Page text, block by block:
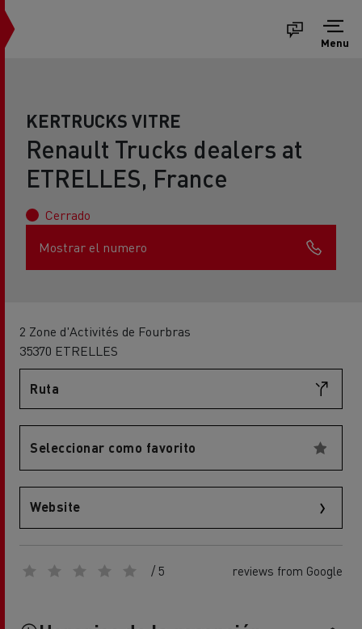
Menu
KERTRUCKS VITRE
Renault Trucks dealers at
ETRELLES, France
Cerrado
Mostrar el numero
2 Zone d'Activités de Fourbras
35370 ETRELLES
Ruta
Seleccionar como favorito
Website
/ 5 reviews from Google